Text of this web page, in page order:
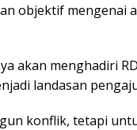
objektif mengenai
akan menghadiri
landasan
konflik, tetapi